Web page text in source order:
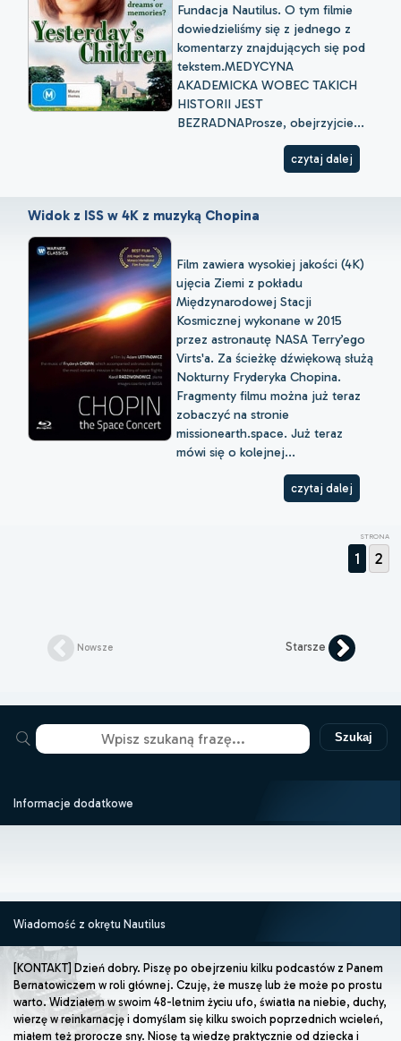
Fundacja Nautilus. O tym filmie
dowiedzieliśmy się z jednego z
komentarzy znajdujących się pod
tekstem.MEDYCYNA
AKADEMICKA WOBEC TAKICH
HISTORII JEST
BEZRADNAProsze, obejrzyjcie...
czytaj dalej
Widok z ISS w 4K z muzyką Chopina
Film zawiera wysokiej jakości (4K)
ujęcia Ziemi z pokładu
Międzynarodowej Stacji
Kosmicznej wykonane w 2015
przez astronautę NASA Terry’ego
Virts'a. Za ścieżkę dźwiękową służą
Nokturny Fryderyka Chopina.
Fragmenty filmu można już teraz
zobaczyć na stronie
missionearth.space. Już teraz
mówi się o kolejnej...
czytaj dalej
STRONA
1 2
Nowsze Starsze
Szukaj
Informacje dodatkowe
Wiadomość z okrętu Nautilus
[KONTAKT] Dzień dobry. Piszę po obejrzeniu kilku podcastów z Panem
Bernatowiczem w roli głównej. Czuję, że muszę lub że może po prostu
warto. Widziałem w swoim 48-letnim życiu ufo, światła na niebie, duchy,
wierzę w reinkarnację i domyślam się kilku swoich poprzednich wcieleń,
miałem też prorocze sny. Niosę tą wiedzę praktycznie od dziecka i